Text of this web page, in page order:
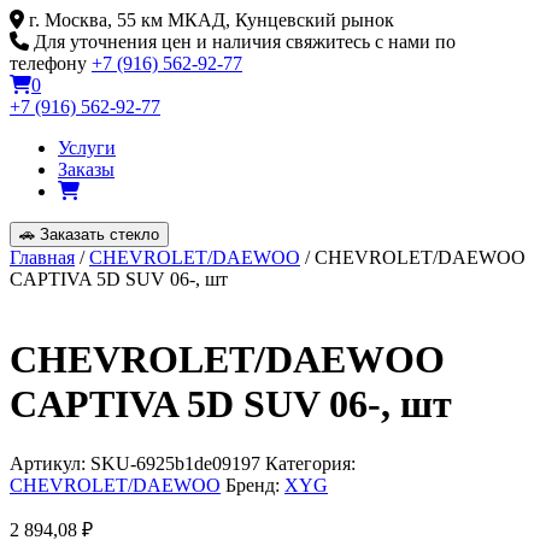
Skip
to
content
г. Москва, 55 км МКАД, Кунцевский рынок
Для уточнения цен и наличия свяжитесь с нами по
телефону +7 (916) 562-92-77
0
+7 (916) 562-92-77
Услуги
Заказы
🚗 Заказать стекло
Главная /CHEVROLET/DAEWOO / CHEVROLET/DAEWOO
CAPTIVA 5D SUV 06-, шт
CHEVROLET/DAEWOO
CAPTIVA 5D SUV 06-, шт
Артикул: SKU-6925b1de09197 Категория:
CHEVROLET/DAEWOO Бренд: XYG
2 894,08 ₽